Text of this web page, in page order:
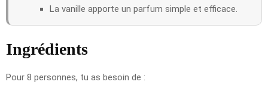
La vanille apporte un parfum simple et efficace.
Ingrédients
Pour 8 personnes, tu as besoin de :